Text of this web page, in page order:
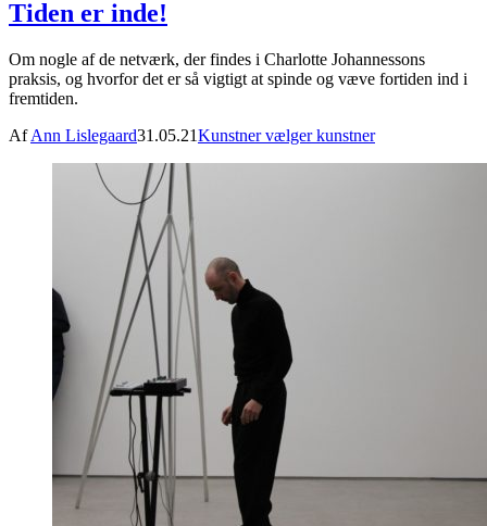
Tiden er inde!
Om nogle af de netværk, der findes i Charlotte Johannessons
praksis, og hvorfor det er så vigtigt at spinde og væve fortiden ind i
fremtiden.
AfAnn Lislegaard31.05.21Kunstner vælger kunstner